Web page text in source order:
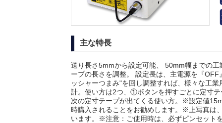
主な特長
送り長さ5mmから設定可能、 50mm幅までの
ープの長さを調整。 設定長は、主電源を『
ッシャーつまみ"を回し調整すれば、様々な工
計。使い方は2つ、①ボタンを押すごとに定寸
次の定寸テープが出てくる使い方。※設定値
時購入されることをお勧めします。※上写真は
います。※注意：ご使用時は、必ずピンセット